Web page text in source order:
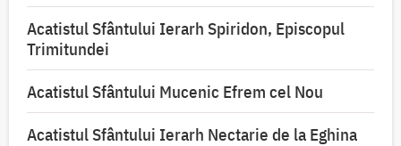
Acatistul Sfântului Ierarh Spiridon, Episcopul
Trimitundei
Acatistul Sfântului Mucenic Efrem cel Nou
Acatistul Sfântului Ierarh Nectarie de la Eghina